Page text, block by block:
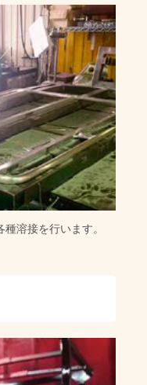
溶接を行います。